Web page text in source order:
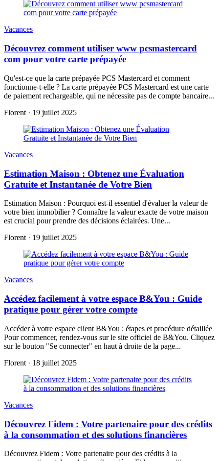
Vacances
Découvrez comment utiliser www pcsmastercard
com pour votre carte prépayée
Qu'est-ce que la carte prépayée PCS Mastercard et comment
fonctionne-t-elle ? La carte prépayée PCS Mastercard est une carte
de paiement rechargeable, qui ne nécessite pas de compte bancaire...
Florent · 19 juillet 2025
Vacances
Estimation Maison : Obtenez une Évaluation
Gratuite et Instantanée de Votre Bien
Estimation Maison : Pourquoi est-il essentiel d'évaluer la valeur de
votre bien immobilier ? Connaître la valeur exacte de votre maison
est crucial pour prendre des décisions éclairées. Une...
Florent · 19 juillet 2025
Vacances
Accédez facilement à votre espace B&You : Guide
pratique pour gérer votre compte
Accéder à votre espace client B&You : étapes et procédure détaillée
Pour commencer, rendez-vous sur le site officiel de B&You. Cliquez
sur le bouton "Se connecter" en haut à droite de la page...
Florent · 18 juillet 2025
Vacances
Découvrez Fidem : Votre partenaire pour des crédits
à la consommation et des solutions financières
Découvrez Fidem : Votre partenaire pour des crédits à la